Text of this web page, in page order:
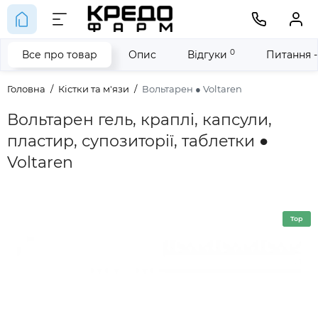
Головна Кістки та м'язи Вольтарен ● Voltaren
Вольтарен гель, краплі, капсули,
пластир, супозиторії, таблетки ●
Voltaren
Все про товар Опис Відгуки 0 Питання
Top